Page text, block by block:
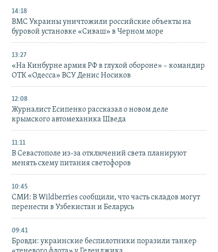
14:18
ВМС Украины уничтожили российские объекты на
буровой установке «Сиваш» в Черном море
13:27
«На Кинбурне армия РФ в глухой обороне» – командир
ОТК «Одесса» ВСУ Денис Носиков
12:08
Журналист Есипенко рассказал о новом деле
крымского автомеханика Шведа
11:11
В Севастополе из-за отключений света планируют
менять схему питания светофоров
10:45
СМИ: В Wildberries сообщили, что часть складов могут
перенести в Узбекистан и Беларусь
09:41
Бровди: украинские беспилотники поразили танкер